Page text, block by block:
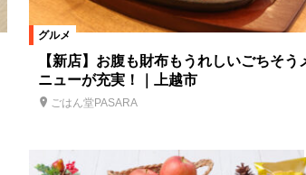
グルメ
【新店】お腹も財布もうれしいごちそう
ニューが充実！｜上越市
ごはん堂PASARA